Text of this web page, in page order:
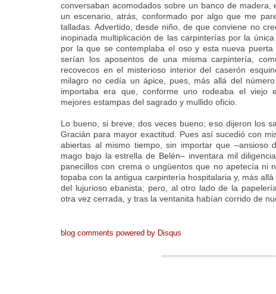
conversaban acomodados sobre un banco de madera,
un escenario, atrás, conformado por algo que me
talladas. Advertido, desde niño, de que conviene no
inopinada multiplicación de las carpinterías por la
por la que se contemplaba el oso y esta nueva
serían los aposentos de una misma carpintería,
recovecos en el misterioso interior del caserón
milagro no cedía un ápice, pues, más allá del
importaba era que, conforme uno rodeaba el viejo
mejores estampas del sagrado y mullido oficio.
Lo bueno, si breve, dos veces bueno; eso dijeron los
Gracián para mayor exactitud. Pues así sucedió con
abiertas al mismo tiempo, sin importar que –ansioso
mago bajo la estrella de Belén– inventara mil
panecillos con crema o ungüentos que no apetecía ni
topaba con la antigua carpintería hospitalaria y, más
del lujurioso ebanista; pero, al otro lado de la
otra vez cerrada, y tras la ventanita habían corrido de
blog comments powered by Disqus